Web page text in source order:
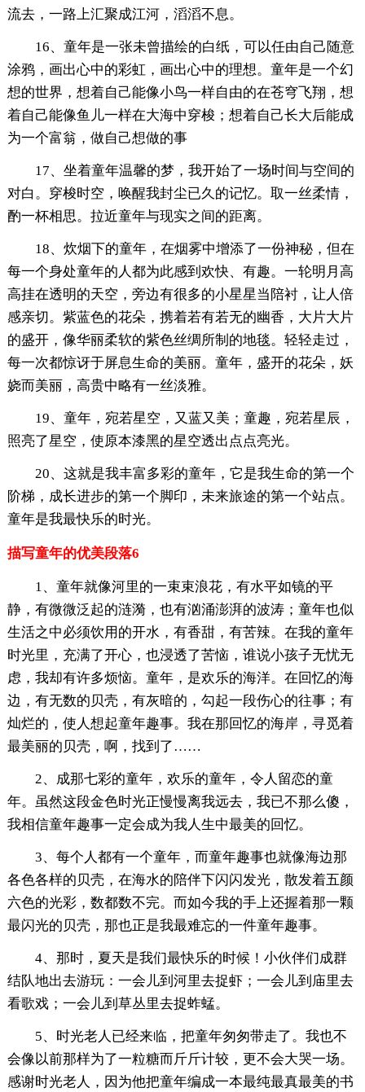
流去，一路上汇聚成江河，滔滔不息。
16、童年是一张未曾描绘的白纸，可以任由自己随意
涂鸦，画出心中的彩虹，画出心中的理想。童年是一个幻
想的世界，想着自己能像小鸟一样自由的在苍穹飞翔，想
着自己能像鱼儿一样在大海中穿梭；想着自己长大后能成
为一个富翁，做自己想做的事
17、坐着童年温馨的梦，我开始了一场时间与空间的
对白。穿梭时空，唤醒我封尘已久的记忆。取一丝柔情，
酌一杯相思。拉近童年与现实之间的距离。
18、炊烟下的童年，在烟雾中增添了一份神秘，但在
每一个身处童年的人都为此感到欢快、有趣。一轮明月高
高挂在透明的天空，旁边有很多的小星星当陪衬，让人倍
感亲切。紫蓝色的花朵，携着若有若无的幽香，大片大片
的盛开，像华丽柔软的紫色丝绸所制的地毯。轻轻走过，
每一次都惊讶于屏息生命的美丽。童年，盛开的花朵，妖
娆而美丽，高贵中略有一丝淡雅。
19、童年，宛若星空，又蓝又美；童趣，宛若星辰，
照亮了星空，使原本漆黑的星空透出点点亮光。
20、这就是我丰富多彩的童年，它是我生命的第一个
阶梯，成长进步的第一个脚印，未来旅途的第一个站点。
童年是我最快乐的时光。
描写童年的优美段落6
1、童年就像河里的一束束浪花，有水平如镜的平
静，有微微泛起的涟漪，也有汹涌澎湃的波涛；童年也似
生活之中必须饮用的开水，有香甜，有苦辣。在我的童年
时光里，充满了开心，也浸透了苦恼，谁说小孩子无忧无
虑，我却有许多烦恼。童年，是欢乐的海洋。在回忆的海
边，有无数的贝壳，有灰暗的，勾起一段伤心的往事；有
灿烂的，使人想起童年趣事。我在那回忆的海岸，寻觅着
最美丽的贝壳，啊，找到了……
2、成那七彩的童年，欢乐的童年，令人留恋的童
年。虽然这段金色时光正慢慢离我远去，我已不那么傻，
我相信童年趣事一定会成为我人生中最美的回忆。
3、每个人都有一个童年，而童年趣事也就像海边那
各色各样的贝壳，在海水的陪伴下闪闪发光，散发着五颜
六色的光彩，数都数不完。而如今我的手上还握着那一颗
最闪光的贝壳，那也正是我最难忘的一件童年趣事。
4、那时，夏天是我们最快乐的时候！小伙伴们成群
结队地出去游玩：一会儿到河里去捉虾；一会儿到庙里去
看歌戏；一会儿到草丛里去捉蚱蜢。
5、时光老人已经来临，把童年匆匆带走了。我也不
会像以前那样为了一粒糖而斤斤计较，更不会大哭一场。
感谢时光老人，因为他把童年编成一本最纯最真最美的书